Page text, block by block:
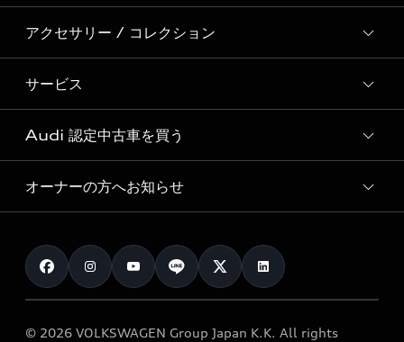
Audi Sport
Formula 1®
デジタルサービス
新車在庫検索
試乗車・展示車検索
見積り依頼
試乗予約
モデル一覧
特別仕様モデル / 限定モデル
e-tronラインアップ
価格シミュレーション
車両比較
カタログ一覧
アクセサリー / コレクション
純正アクセサリー
オンラインショップ
Audi collection
アウディナビアプリ
サービス
サービス入庫予約
サービスプログラム
メンテナンス
車検 / 定期点検
e-tronアフターサポート
Audi 認定中古車を買う
Audi認定中古車
クオリティ
保証
メンテナンス
オーナーの方へお知らせ
お知らせ
オーナー様向けキャンペーン
© 2026 VOLKSWAGEN Group Japan K.K. All rights